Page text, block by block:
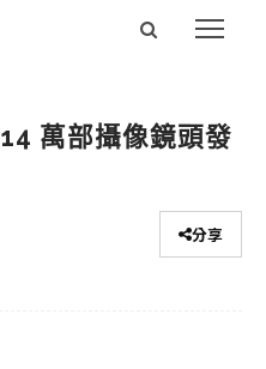
萬部攝像鏡頭發
分享